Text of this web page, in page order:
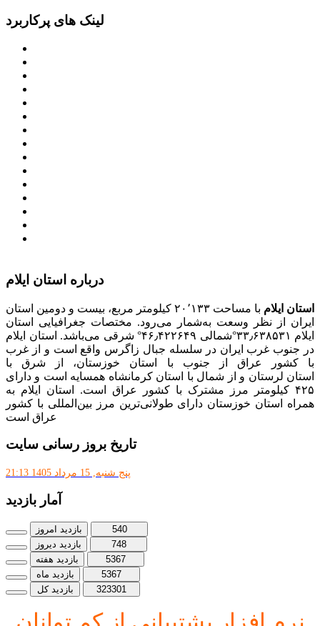
لینک های پرکاربرد
درباره استان ایلام
استان ایلام
با مساحت ۲۰٬۱۳۳ کیلومتر مربع، بیست و دومین استان
ایران از نظر وسعت به‌شمار می‌رود. مختصات جغرافیایی استان
ایلام ۳۳٫۶۳۸۵۳۱°شمالی ۴۶٫۴۲۲۶۴۹° شرقی می‌باشد. استان ایلام
در جنوب غرب ایران در سلسله جبال زاگرس واقع است و از غرب
با کشور عراق از جنوب با استان خوزستان، از شرق با
استان لرستان و از شمال با استان کرمانشاه همسایه است و دارای
۴۲۵ کیلومتر مرز مشترک با کشور عراق است. استان ایلام به
همراه استان خوزستان دارای طولانی‌ترین مرز بین‌المللی با کشور
عراق است
تاریخ بروز رسانی سایت
پنج شنبه, 15 مرداد 1405 21:13
آمار بازدید
بازدید امروز
540
بازدید دیروز
748
بازدید هفته
5367
بازدید ماه
5367
بازدید کل
323301